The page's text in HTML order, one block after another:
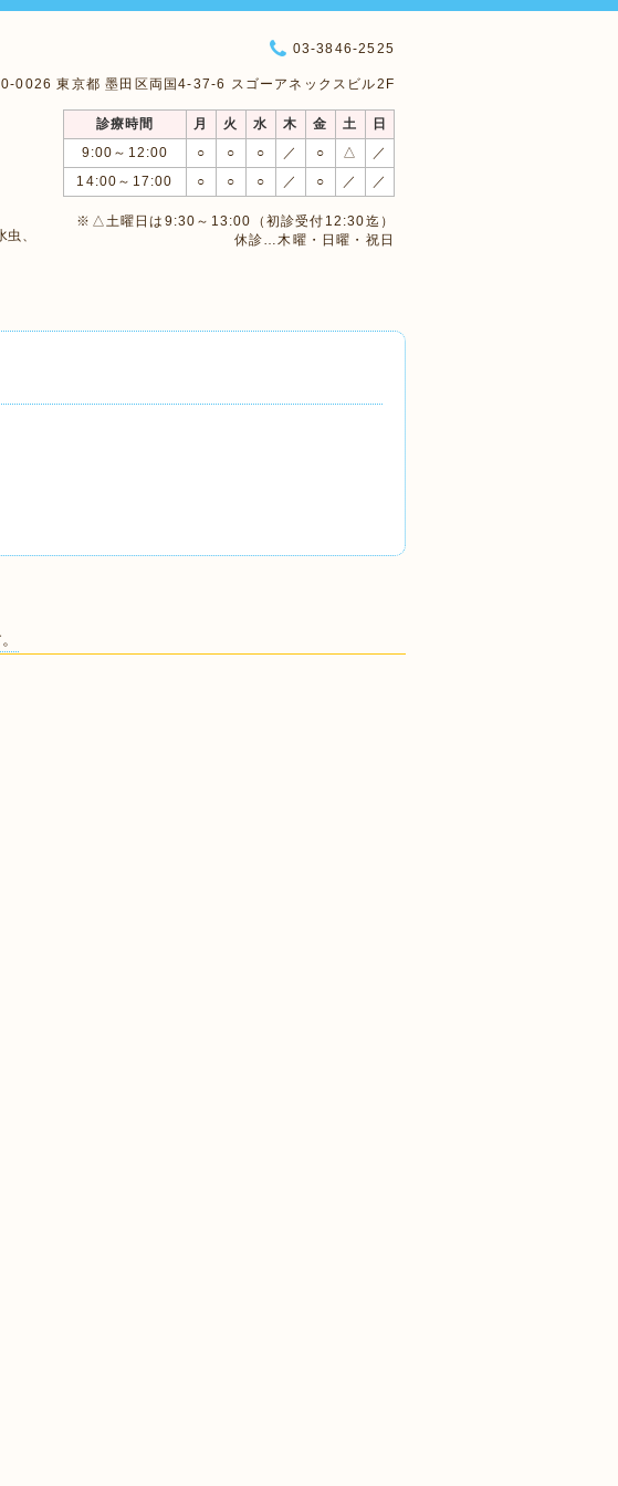
、
03-3846-2525
0026 東京都 墨田区両国4-37-6 スゴーアネックスビル2F
診療時間 月 火 水 木 金 土
日
9:00～12:00
○ ○ ○ ／ ○ △
／
14:00～17:00
○ ○ ○ ／ ○ ／ ／
※△土曜日は9:30～13:00（初診受付12:30迄）
休診…木曜・日曜・祝日